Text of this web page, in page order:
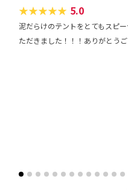
★★★★★ 5.0
泥だらけのテントをとてもスピ
ただきました！！！ありがとうご